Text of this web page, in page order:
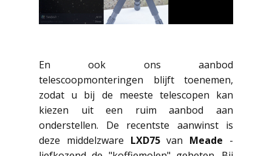
En ook ons aanbod
telescoopmonteringen blijft toenemen,
zodat u bij de meeste telescopen kan
kiezen uit een ruim aanbod aan
onderstellen. De recentste aanwinst is
deze middelzware LXD75van Meade -